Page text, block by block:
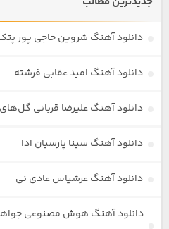
دانلود آهنگ شروین حاجی پور
دانلود آهنگ امید عقابی فرشته
دانلود آهنگ علیرضا قربانی گل‌های
دانلود آهنگ سینا پارسیان ادا
دانلود آهنگ عرشیاس عادی نی
دانلود آهنگ هوش مصنوعی